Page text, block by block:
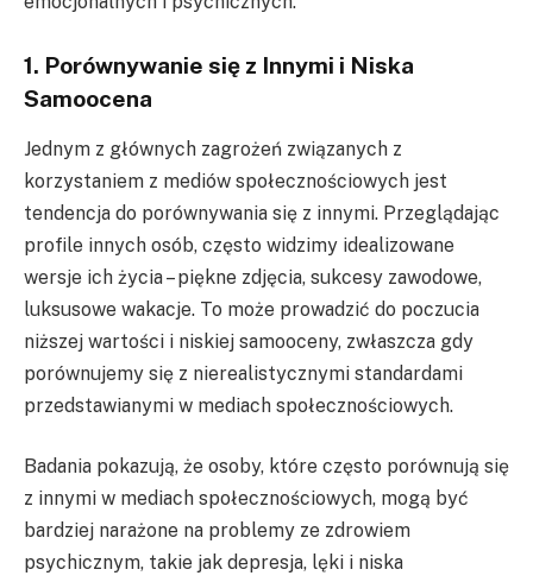
1. Porównywanie się z Innymi i Niska
Samoocena
Jednym z głównych zagrożeń związanych z
korzystaniem z mediów społecznościowych jest
tendencja do porównywania się z innymi. Przeglądając
profile innych osób, często widzimy idealizowane
wersje ich życia – piękne zdjęcia, sukcesy zawodowe,
luksusowe wakacje. To może prowadzić do poczucia
niższej wartości i niskiej samooceny, zwłaszcza gdy
porównujemy się z nierealistycznymi standardami
przedstawianymi w mediach społecznościowych.
Badania pokazują, że osoby, które często porównują się
z innymi w mediach społecznościowych, mogą być
bardziej narażone na problemy ze zdrowiem
psychicznym, takie jak depresja, lęki i niska